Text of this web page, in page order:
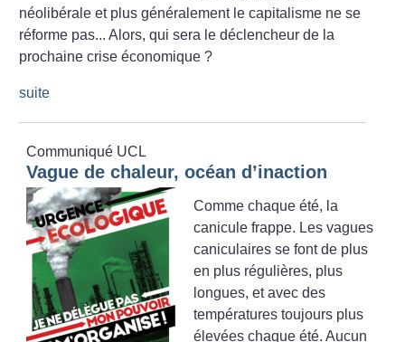
néolibérale et plus généralement le capitalisme ne se
réforme pas... Alors, qui sera le déclencheur de la
prochaine crise économique ?
suite
Communiqué UCL
Vague de chaleur, océan d’inaction
Comme chaque été, la
canicule frappe. Les vagues
caniculaires se font de plus
en plus régulières, plus
longues, et avec des
températures toujours plus
élevées chaque été. Aucun